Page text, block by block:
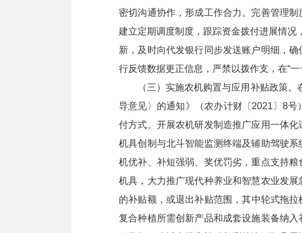
密切沟通协作，形成工作合力。完善管理
建立定期调度制度，跟踪资金拨付进展情况
新，及时向代发银行同步发送账户明细，
行反馈数据更正信息，严禁以拨作支，在“一
（三）实施农机购置与应用补贴政策。
导意见〉的通知》（农办计财〔2021〕8
付方式。开展农机研发制造推广应用一体
机具创制与北斗智能监测终端及辅助驾驶
机优补、补短强弱、奖优罚劣，重点支持
机具，大力推广现代种养业和智慧农业发
的补贴额，或退出补贴范围，其中轮式拖
复合种植所需创新产品和成套设施装备纳